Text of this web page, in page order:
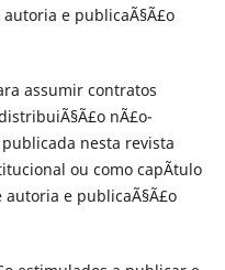
e publicaÃ§Ã£o
assumir contratos
nÃ£o-
nesta revista
ou como capÃ­tulo
e publicaÃ§Ã£o